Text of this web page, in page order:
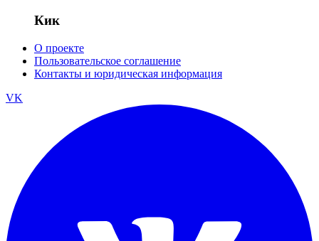
Кик
О проекте
Пользовательское соглашение
Контакты и юридическая информация
VK